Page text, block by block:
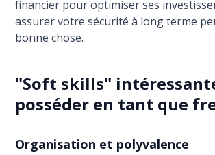
financier pour optimiser ses
assurer votre sécurité à long terme
bonne chose.
"Soft skills"
posséder en tant que
Organisation et polyvalence